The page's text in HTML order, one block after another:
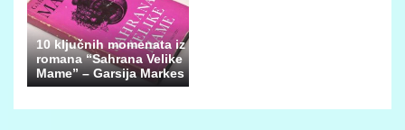
10 ključnih momenata iz
romana “Sahrana Velike
Mame” – Garsija Markes